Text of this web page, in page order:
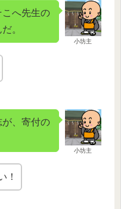
小坊主
へ先生の
。
小坊主
、寄付の
！